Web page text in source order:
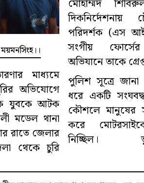
মাধ্যমে
অভিযোগে
যুবকে আটক
মডেল থানা
রাতে জেলার
থেকে চুরি
মোহাম্মদ
পরিদর্শক (এস
সংগীয়
অভিযানে তাকে
পুলিশ সূত্রে জানা
ধরে একটি
কৌশলে মানুষের
করে
নিচ্ছিল।